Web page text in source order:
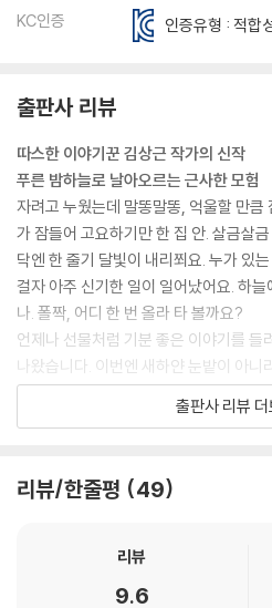
KC인증
인증유형 : 적합
출판사 리뷰
따스한 이야기꾼 김상근 작가의 신작
푸른 밤하늘로 날아오르는 근사한 모험
자려고 누웠는데 말똥말똥, 억울할 만큼
가 잠들어 고요하기만 한 집 안. 살금살
닥엔 한 줄기 달빛이 내리쬐요. 누가 있
걸자 아주 신기한 일이 일어났어요. 하
나. 폴짝, 어디 한 번 올라 타 볼까요?
언제나 선물처럼 기분 좋은 이야기를 들
나왔습니다. 이번엔 새하얀 눈밭이 아니
우리를 초대해요. 장면마다 가득 펼쳐지
밤에만 느낄 수 있는 차분하고 깊은 감
늘 곁에 두고 싶은 잠자리 그림책
출판사 리뷰 더
리뷰/한줄평 49
리뷰
9.6